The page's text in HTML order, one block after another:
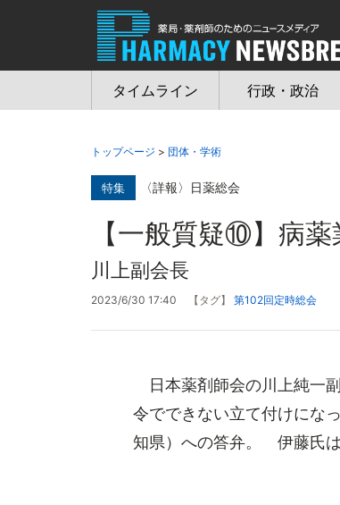
タイムライン 行政・政治
トップページ > 団体・学術
特集 〈詳報〉日薬総会
【一般質疑⑩】病
川上副会長
2023/6/30 17:40 【タグ】 第102回定時総会
日本薬剤師会の川上純一
令でできない立て付けにな
知県）への答弁。 伊藤氏